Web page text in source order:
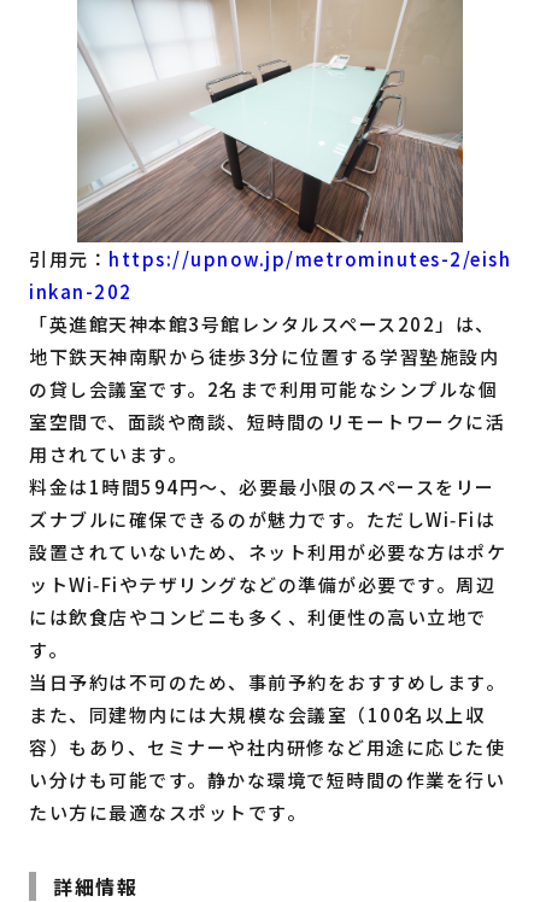
引用元： https://upnow.jp/metrominutes-2/eish
inkan-202
「英進館天神本館3号館レンタルスペース202」は、
地下鉄天神南駅から徒歩3分に位置する学習塾施設内
の貸し会議室です。2名まで利用可能なシンプルな個
室空間で、面談や商談、短時間のリモートワークに活
用されています。
料金は1時間594円～、必要最小限のスペースをリー
ズナブルに確保できるのが魅力です。ただしWi‑Fiは
設置されていないため、ネット利用が必要な方はポケ
ットWi‑Fiやテザリングなどの準備が必要です。周辺
には飲食店やコンビニも多く、利便性の高い立地で
す。
当日予約は不可のため、事前予約をおすすめします。
また、同建物内には大規模な会議室（100名以上収
容）もあり、セミナーや社内研修など用途に応じた使
い分けも可能です。静かな環境で短時間の作業を行い
たい方に最適なスポットです。
詳細情報